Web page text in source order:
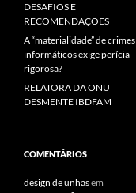
DESAFIOS E
RECOMENDAÇÕES
A “materialidade” de crimes
informáticos exige perícia
rigorosa?
RELATORA DA ONU
DESMENTE IBDFAM
COMENTÁRIOS
design de unhasem